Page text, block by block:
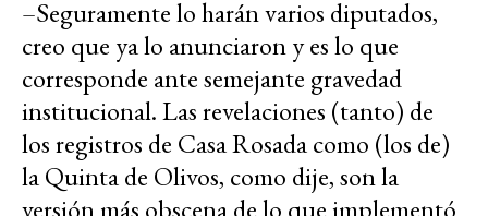
–Seguramente lo harán varios diputados,
creo que ya lo anunciaron y es lo que
corresponde ante semejante gravedad
institucional. Las revelaciones (tanto) de
los registros de Casa Rosada como (los de)
la Quinta de Olivos, como dije, son la
versión más obscena de lo que implementó